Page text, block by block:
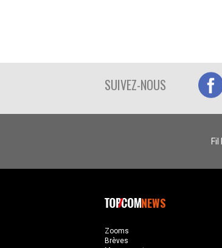
SUIVEZ-NOUS
Fil
NEWS
Zooms
Brèves